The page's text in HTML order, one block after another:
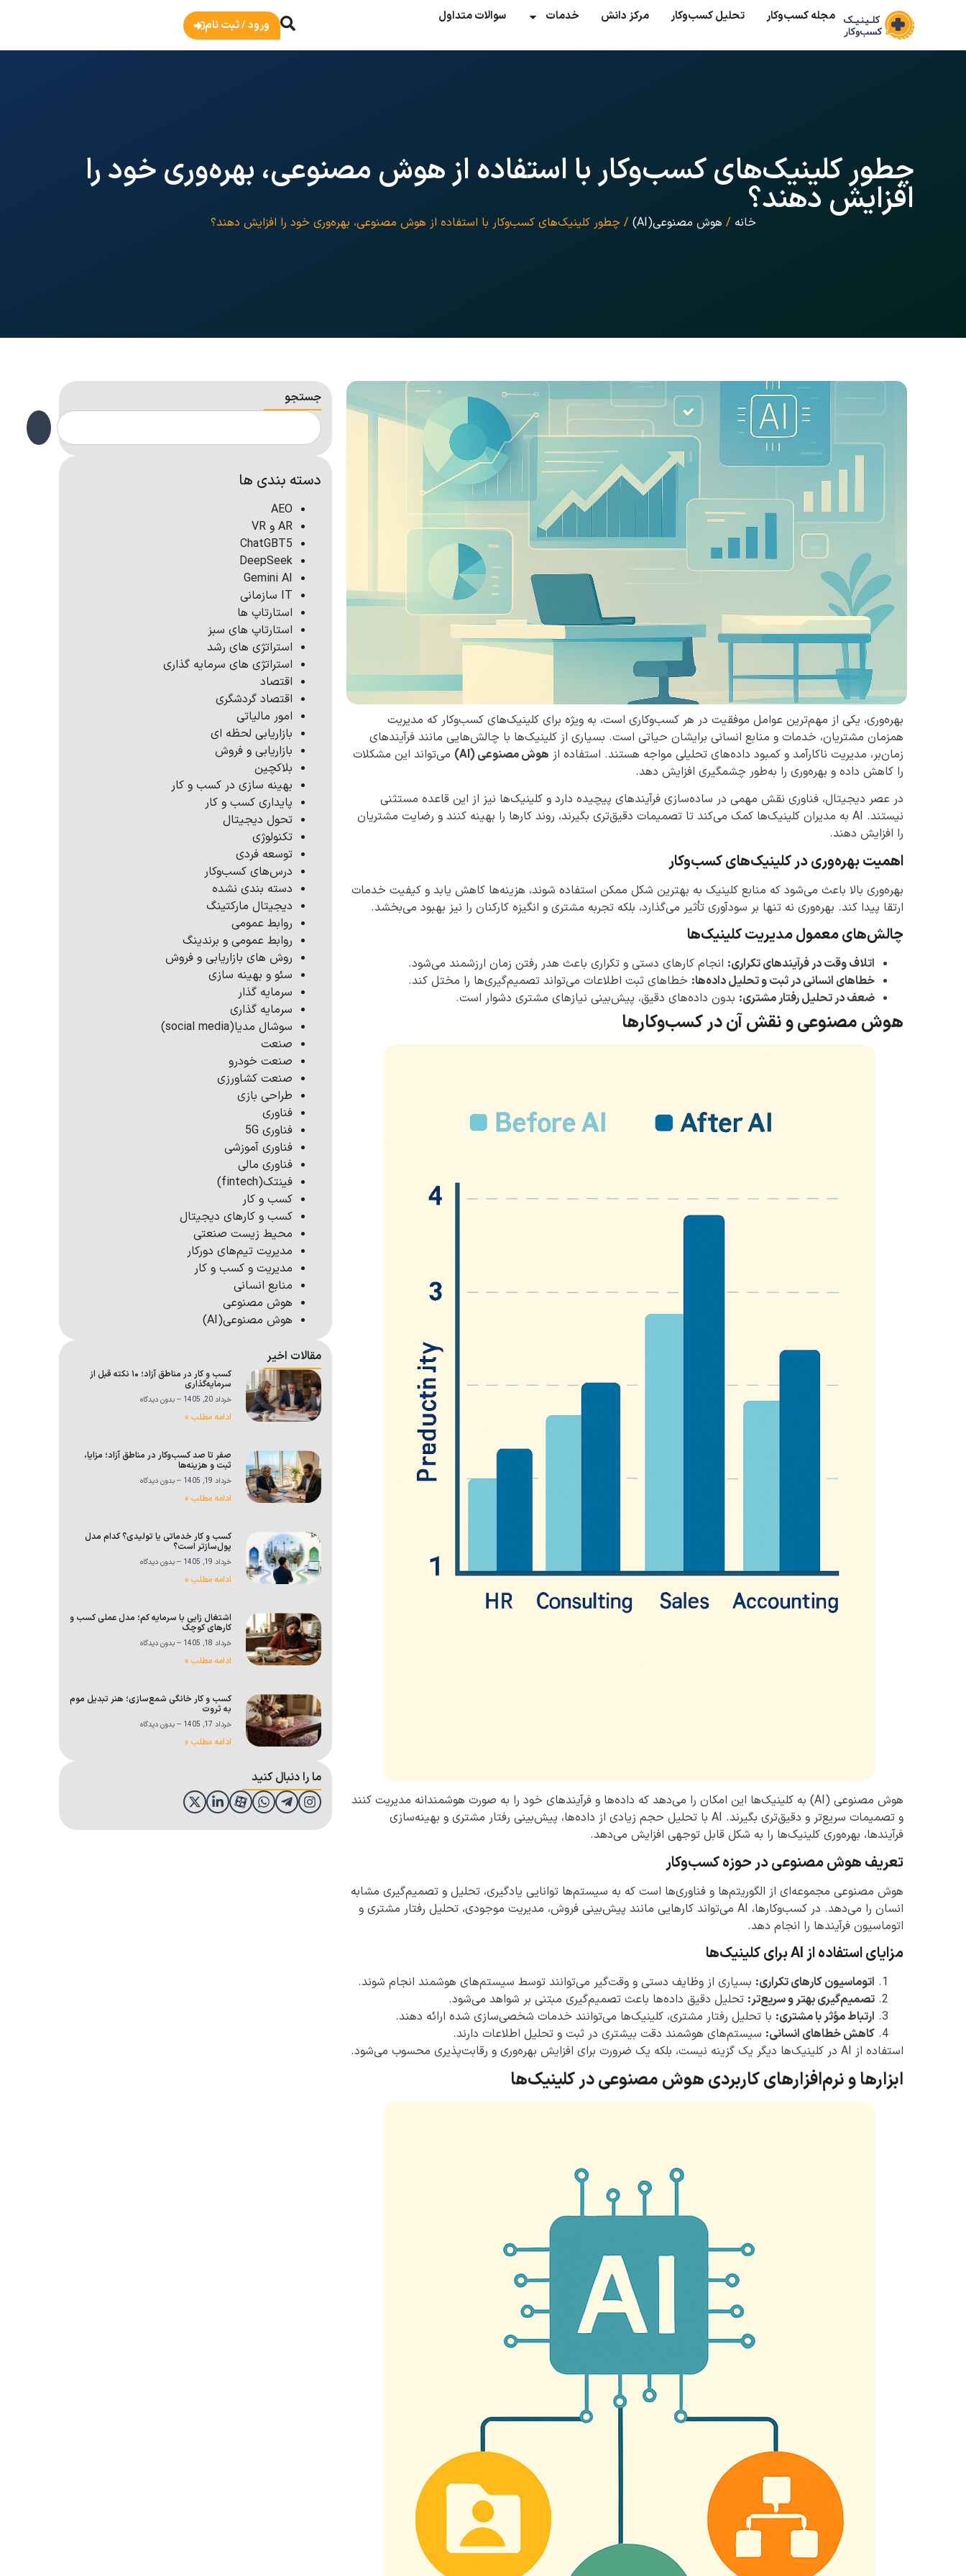
مجله کسب‌وکار تحلیل کسب‌و‌کار مرکز دانش خدمات سوالات متداول
ورود / ثبت نام
چطور کلینیک‌های کسب‌وکار با استفاده از هوش مصنوعی، بهره‌وری خود را
افزایش دهند؟
خانه / هوش مصنوعی(AI) / چطور کلینیک‌های کسب‌وکار با استفاده از هوش مصنوعی، بهره‌وری خود را افزایش دهند؟
بهره‌وری، یکی از مهم‌ترین عوامل موفقیت در هر کسب‌وکاری است، به ویژه برای کلینیک‌های کسب‌وکار که مدیریت
همزمان مشتریان، خدمات و منابع انسانی برایشان حیاتی است. بسیاری از کلینیک‌ها با چالش‌هایی مانند فرآیندهای
زمان‌بر، مدیریت ناکارآمد و کمبود داده‌های تحلیلی مواجه هستند. استفاده از هوش مصنوعی (AI)
می‌تواند این مشکلات
را کاهش داده و بهره‌وری را به‌طور چشمگیری افزایش دهد.
در عصر دیجیتال، فناوری نقش مهمی در ساده‌سازی فرآیندهای پیچیده دارد و کلینیک‌ها نیز از این قاعده مستثنی
نیستند. AI به مدیران کلینیک‌ها کمک می‌کند تا تصمیمات دقیق‌تری بگیرند، روند کارها را بهینه کنند و رضایت مشتریان
را افزایش دهند.
اهمیت بهره‌وری در کلینیک‌های کسب‌وکار
بهره‌وری بالا باعث می‌شود که منابع کلینیک به بهترین شکل ممکن استفاده شوند، هزینه‌ها کاهش یابد و کیفیت خدمات
ارتقا پیدا کند. بهره‌وری نه تنها بر سودآوری تأثیر می‌گذارد، بلکه تجربه مشتری و انگیزه کارکنان را نیز بهبود می‌بخشد.
چالش‌های معمول مدیریت کلینیک‌ها
اتلاف وقت در فرآیندهای تکراری: انجام کارهای دستی و تکراری باعث هدر رفتن زمان ارزشمند می‌شود.
خطاهای انسانی در ثبت و تحلیل داده‌ها: خطاهای ثبت اطلاعات می‌تواند تصمیم‌گیری‌ها را مختل کند.
ضعف در تحلیل رفتار مشتری: بدون داده‌های دقیق، پیش‌بینی نیازهای مشتری دشوار است.
هوش مصنوعی و نقش آن در کسب‌وکارها
هوش مصنوعی (AI) به کلینیک‌ها این امکان را می‌دهد که داده‌ها و فرآیندهای خود را به صورت هوشمندانه مدیریت کنند
و تصمیمات سریع‌تر و دقیق‌تری بگیرند. AI با تحلیل حجم زیادی از داده‌ها، پیش‌بینی رفتار مشتری و بهینه‌سازی
فرآیندها، بهره‌وری کلینیک‌ها را به شکل قابل توجهی افزایش می‌دهد.
تعریف هوش مصنوعی در حوزه کسب‌وکار
هوش مصنوعی مجموعه‌ای از الگوریتم‌ها و فناوری‌ها است که به سیستم‌ها توانایی یادگیری، تحلیل و تصمیم‌گیری مشابه
انسان را می‌دهد. در کسب‌وکارها، AI می‌تواند کارهایی مانند پیش‌بینی فروش، مدیریت موجودی، تحلیل رفتار مشتری و
اتوماسیون فرآیندها را انجام دهد.
مزایای استفاده از AI برای کلینیک‌ها
اتوماسیون کارهای تکراری: بسیاری از وظایف دستی و وقت‌گیر می‌توانند توسط سیستم‌های هوشمند انجام شوند.
تصمیم‌گیری بهتر و سریع‌تر: تحلیل دقیق داده‌ها باعث تصمیم‌گیری مبتنی بر شواهد می‌شود.
ارتباط مؤثر با مشتری: با تحلیل رفتار مشتری، کلینیک‌ها می‌توانند خدمات شخصی‌سازی شده ارائه دهند.
کاهش خطاهای انسانی: سیستم‌های هوشمند دقت بیشتری در ثبت و تحلیل اطلاعات دارند.
استفاده از AI در کلینیک‌ها دیگر یک گزینه نیست، بلکه یک ضرورت برای افزایش بهره‌وری و رقابت‌پذیری محسوب می‌شود.
ابزارها و نرم‌افزارهای کاربردی هوش مصنوعی در کلینیک‌ها
جستجو
دسته بندی ها
AEO
AR و VR
ChatGBT5
DeepSeek
Gemini AI
IT سازمانی
استارتاپ ها
استارتاپ های سبز
استراتژی های رشد
استراتژی های سرمایه گذاری
اقتصاد
اقتصاد گردشگری
امور مالیاتی
بازاریابی لحظه ای
بازاریابی و فروش
بلاکچین
بهینه سازی در کسب و کار
پایداری کسب و کار
تحول دیجیتال
تکنولوژی
توسعه فردی
درس‌های کسب‌وکار
دسته بندی نشده
دیجیتال مارکتینگ
روابط عمومی
روابط عمومی و برندینگ
روش های بازاریابی و فروش
سئو و بهینه سازی
سرمایه گذار
سرمایه گذاری
سوشال مدیا(social media)
صنعت
صنعت خودرو
صنعت کشاورزی
طراحی بازی
فناوری
فناوری 5G
فناوری آموزشی
فناوری مالی
فینتک(fintech)
کسب و کار
کسب و کارهای دیجیتال
محیط زیست صنعتی
مدیریت تیم‌های دورکار
مدیریت و کسب و کار
منابع انسانی
هوش مصنوعی
هوش مصنوعی(AI)
مقالات اخیر
کسب و کار در مناطق آزاد؛ ۱۰ نکته قبل از
سرمایه‌گذاری
خرداد 20, 1405 بدون دیدگاه
ادامه مطلب »
صفر تا صد کسب‌وکار در مناطق آزاد؛ مزایا،
ثبت و هزینه‌ها
خرداد 19, 1405 بدون دیدگاه
ادامه مطلب »
کسب و کار خدماتی یا تولیدی؟ کدام مدل
پول‌سازتر است؟
خرداد 19, 1405 بدون دیدگاه
ادامه مطلب »
اشتغال زایی با سرمایه کم؛ مدل عملی کسب و
کارهای کوچک
خرداد 18, 1405 بدون دیدگاه
ادامه مطلب »
کسب و کار خانگی شمع‌سازی؛ هنر تبدیل موم
به ثروت
خرداد 17, 1405 بدون دیدگاه
ادامه مطلب »
ما را دنبال کنید